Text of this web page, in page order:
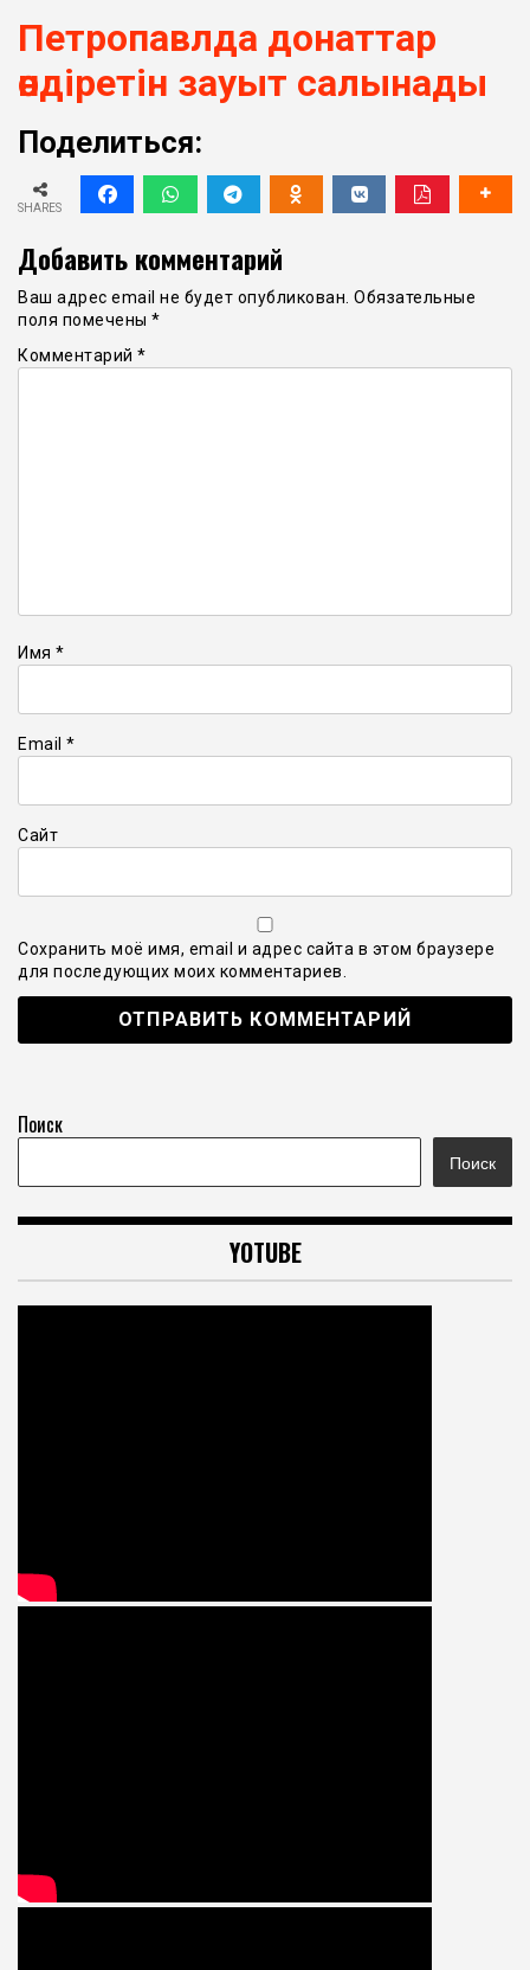
Петропавлда донаттар
өндіретін зауыт салынады
Поделиться:
SHARES
Добавить комментарий
Ваш адрес email не будет опубликован. Обязательные
поля помечены *
Комментарий *
Имя *
Email *
Сайт
Сохранить моё имя, email и адрес сайта в этом браузере
для последующих моих комментариев.
Поиск
Поиск
YOTUBE